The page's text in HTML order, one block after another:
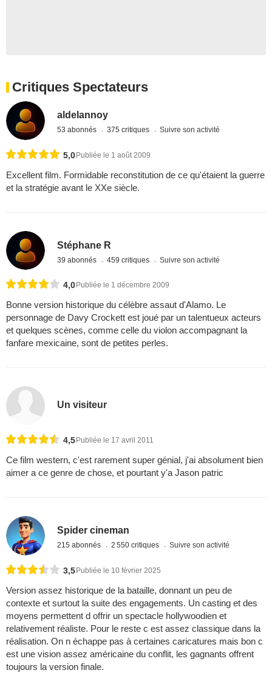
Critiques Spectateurs
aldelannoy
53 abonnés 375 critiques Suivre son activité
5,0 Publiée le 1 août 2009
Excellent film. Formidable reconstitution de ce qu'étaient la guerre
et la stratégie avant le XXe siècle.
Stéphane R
39 abonnés 459 critiques Suivre son activité
4,0 Publiée le 1 décembre 2009
Bonne version historique du célèbre assaut d'Alamo. Le
personnage de Davy Crockett est joué par un talentueux acteurs
et quelques scènes, comme celle du violon accompagnant la
fanfare mexicaine, sont de petites perles.
Un visiteur
4,5 Publiée le 17 avril 2011
Ce film western, c'est rarement super génial, j'ai absolument bien
aimer a ce genre de chose, et pourtant y'a Jason patric
Spider cineman
215 abonnés 2 550 critiques Suivre son activité
3,5Publiée le 10 février 2025
Version assez historique de la bataille, donnant un peu de
contexte et surtout la suite des engagements. Un casting et des
moyens permettent d offrir un spectacle hollywoodien et
relativement réaliste. Pour le reste c est assez classique dans la
réalisation. On n échappe pas à certaines caricatures mais bon c
est une vision assez américaine du conflit, les gagnants offrent
toujours la version finale.